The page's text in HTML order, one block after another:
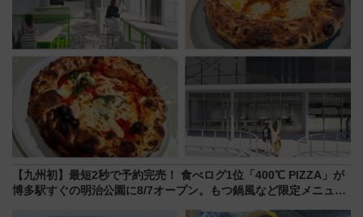
【九州初】最短2秒で予約完売！ 食べログ1位「400℃ PIZZA」が
博多駅すぐの明治公園に8/7オープン。もつ鍋風など限定メニュー